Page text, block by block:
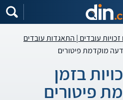
זכויות עובדים | התאגדות עובדים
מוקדמת פיטורים
בזמן
פיטורים